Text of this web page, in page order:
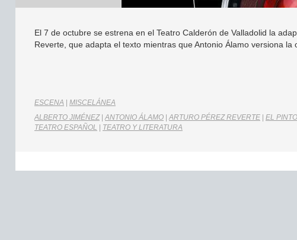
El 7 de octubre se estrena en el Teatro Calderón de Valladolid la
Reverte, que adapta el texto mientras que Antonio Álamo versiona la
ESCENA
MISCELÁNEA
ALBERTO JIMÉNEZ|ANTONIO ÁLAMO |ARTURO PÉREZ REVERTE EL
TEATRO ESPAÑOL
TEATRO Y LITERATURA